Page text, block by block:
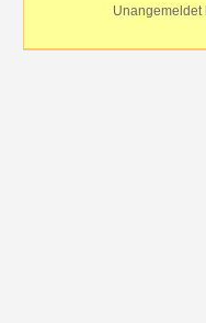
Unangemeldet